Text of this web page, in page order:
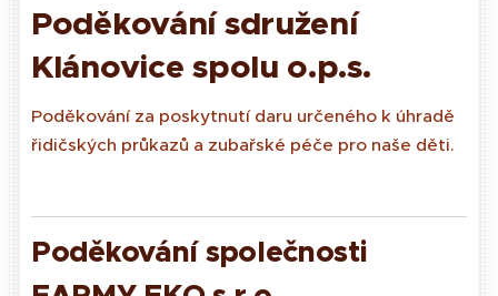
Poděkování sdružení
Klánovice spolu o.p.s.
Poděkování za poskytnutí daru určeného k úhradě
řidičských průkazů a zubařské péče pro naše děti.
Poděkování společnosti